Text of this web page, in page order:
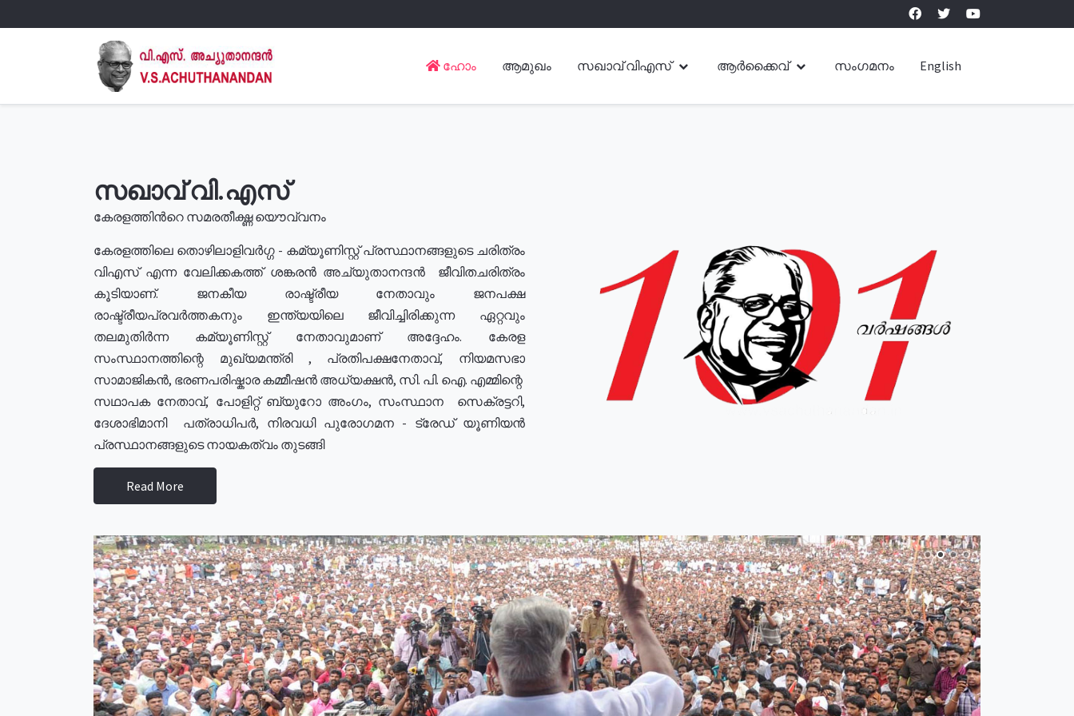
ഹോം ആമുഖം സഖാവ് വിഎസ് ആർക്കൈവ് സംഗമനം English
സഖാവ് വി.എസ്
കേരളത്തിൻറെ സമരതീക്ഷ്ണ യൌവ്വനം
കേരളത്തിലെ തൊഴിലാളിവർഗ്ഗ - കമ്യൂണിസ്റ്റ് പ്രസ്ഥാനങ്ങളുടെ ചരിത്രം
വിഎസ് എന്ന വേലിക്കകത്ത് ശങ്കരൻ അച്യുതാനന്ദൻ ജീവിതചരിത്രം
കൂടിയാണ്. ജനകീയ രാഷ്ട്രീയ നേതാവും ജനപക്ഷ
രാഷ്ട്രീയപ്രവർത്തകനും ഇന്ത്യയിലെ ജീവിച്ചിരിക്കുന്ന ഏറ്റവും
തലമുതിർന്ന കമ്യൂണിസ്റ്റ് നേതാവുമാണ് അദ്ദേഹം. കേരള
സംസ്ഥാനത്തിന്റെ മുഖ്യമന്ത്രി , പ്രതിപക്ഷനേതാവ്, നിയമസഭാ
സാമാജികൻ, ഭരണപരിഷ്കാര കമ്മീഷൻ അധ്യക്ഷൻ, സി. പി. ഐ. എമ്മിന്റെ
സഥാപക നേതാവ്, പോളിറ്റ് ബ്യുറോ അംഗം, സംസ്ഥാന സെക്രട്ടറി,
ദേശാഭിമാനി പത്രാധിപർ, നിരവധി പുരോഗമന - ട്രേഡ് യൂണിയൻ
പ്രസ്ഥാനങ്ങളുടെ നായകത്വം തുടങ്ങി
Read More